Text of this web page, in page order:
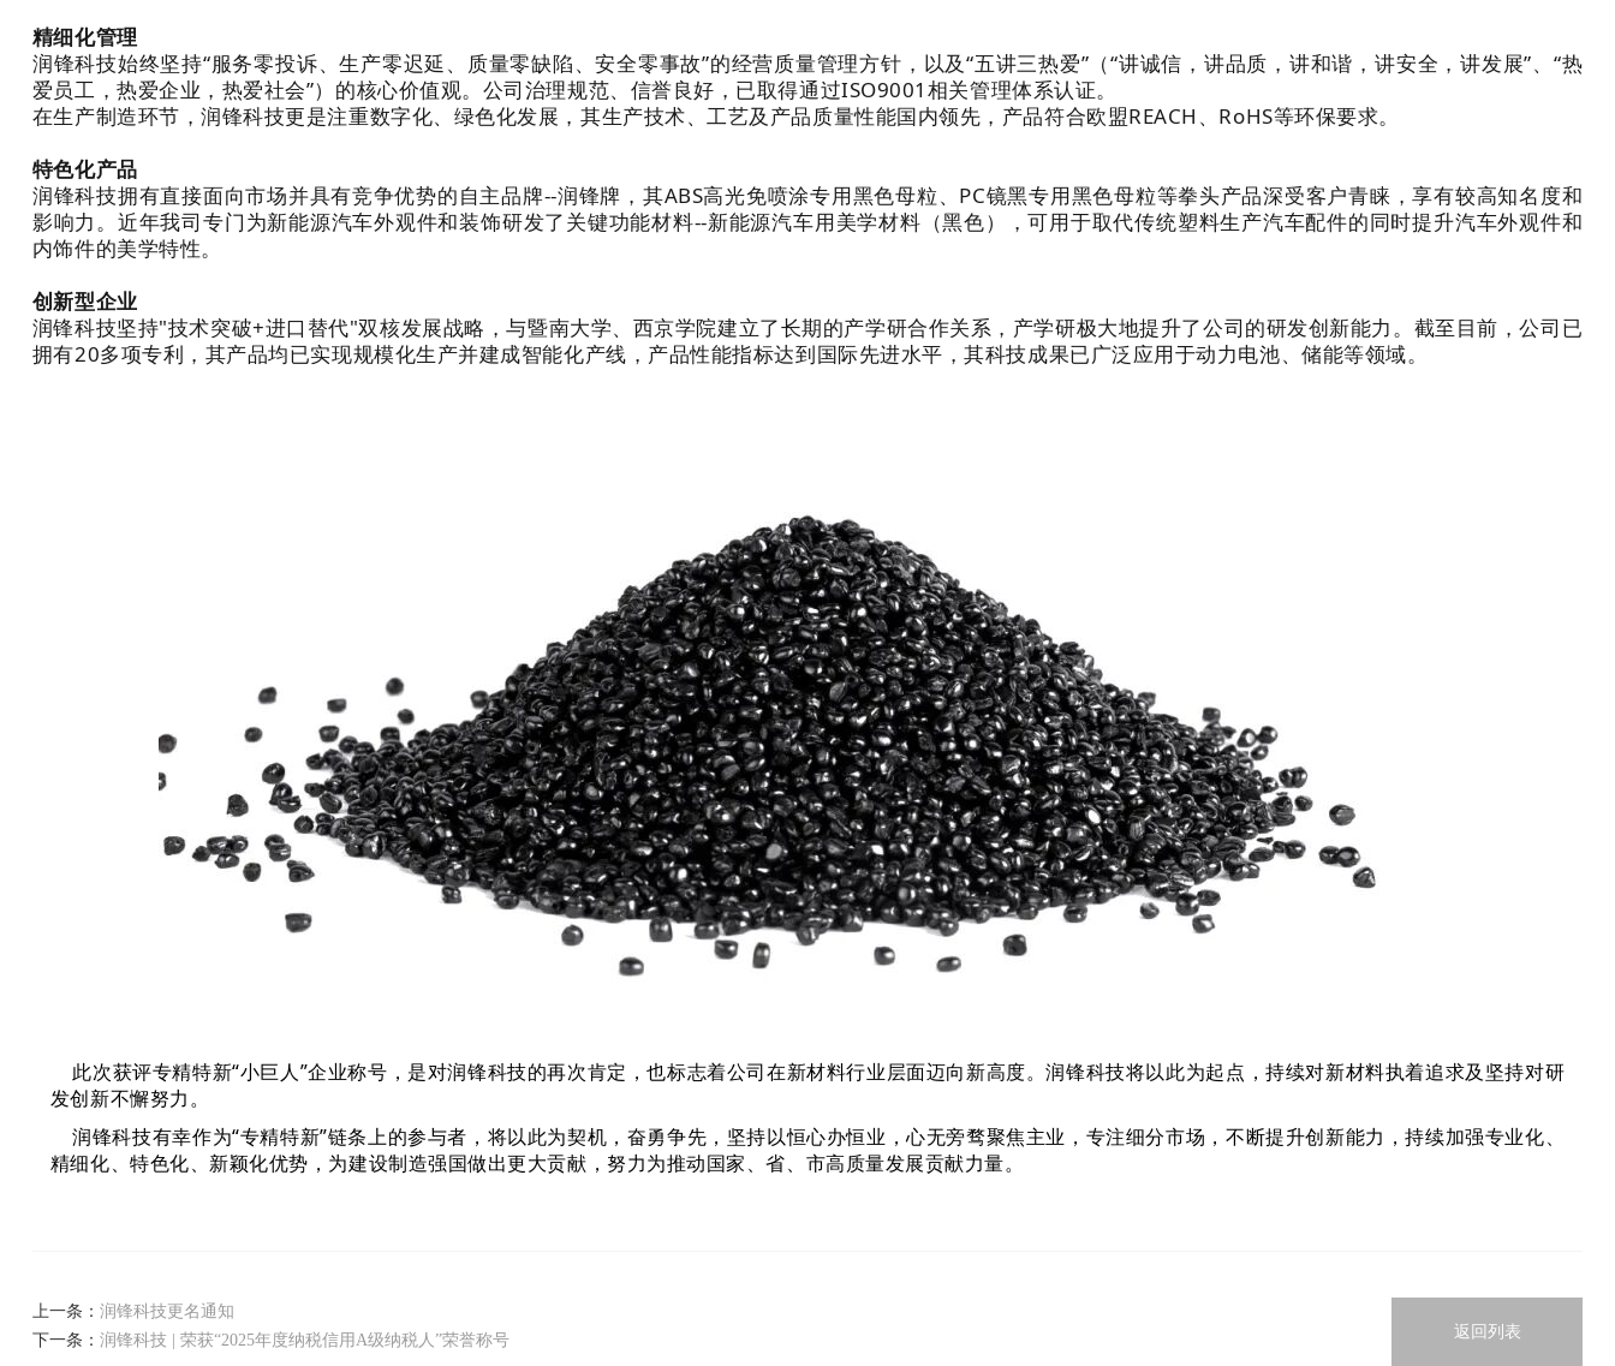
精细化管理
润锋科技始终坚持“服务零投诉、生产零迟延、质量零缺陷、安全零事故”的经营质量管理方针，以及“五讲三热爱”（“讲诚信，讲品质，讲和谐，讲安全，讲发展”、“热
爱员工，热爱企业，热爱社会”）的核心价值观。 公司治理规范、信誉良好，已取得通过ISO9001相关管理体系认证。
在生产制造环节，润锋科技更是注重数字化、绿色化发展，其生产技术、工艺及产品质量性能国内领先，产品符合欧盟REACH、RoHS等环保要求。
特色化产品
润锋科技拥有直接面向市场并具有竞争优势的自主品牌--润锋牌，其ABS高光免喷涂专用黑色母粒、PC镜黑专用黑色母粒等拳头产品深受客户青睐，享有较高知名度和
影响力。近年我司专门为新能源汽车外观件和装饰研发了关键功能材料--新能源汽车用美学材料（黑色），可用于取代传统塑料生产汽车配件的同时提升汽车外观件和
内饰件的美学特性。
创新型企业
润锋科技坚持"技术突破+进口替代"双核发展战略，与暨南大学、西京学院建立了长期的产学研合作关系，产学研极大地提升了公司的研发创新能力。截至目前，公司已
拥有20多项专利，其产品均已实现规模化生产并建成智能化产线，产品性能指标达到国际先进水平，其科技成果已广泛应用于动力电池、储能等领域。
此次获评专精特新“小巨人”企业称号，是对润锋科技的再次肯定，也标志着公司在新材料行业层面迈向新高度。润锋科技将以此为起点，持续对新材料执着追求及坚持对研
发创新不懈努力。
润锋科技有幸作为“专精特新”链条上的参与者，将以此为契机，奋勇争先，坚持以恒心办恒业，心无旁骛聚焦主业，专注细分市场，不断提升创新能力，持续加强专业化、
精细化、特色化、新颖化优势，为建设制造强国做出更大贡献，努力为推动国家、省、市高质量发展贡献力量。
上一条： 润锋科技更名通知
下一条： 润锋科技 | 荣获“2025年度纳税信用A级纳税人”荣誉称号
返回列表